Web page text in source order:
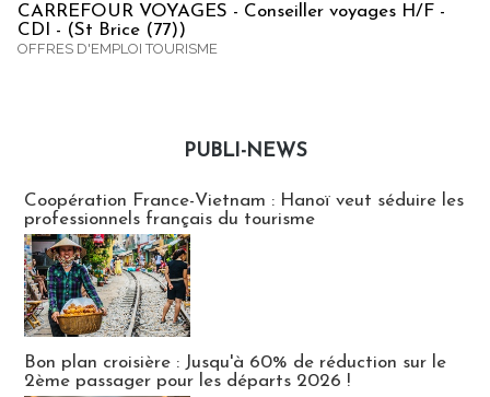
CARREFOUR VOYAGES - Conseiller voyages H/F -
CDI - (St Brice (77))
OFFRES D'EMPLOI TOURISME
PUBLI-NEWS
Coopération France-Vietnam : Hanoï veut séduire les
professionnels français du tourisme
Bon plan croisière : Jusqu'à 60% de réduction sur le
2ème passager pour les départs 2026 !